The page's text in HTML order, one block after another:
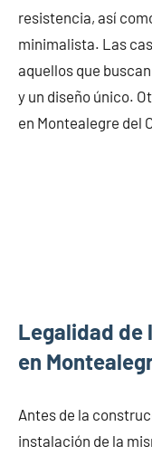
resistencia, así
minimalista. Las
aquellos que
y un diseño único.
en Montealegre del
Legalidad de
en
Antes de la
instalación de la